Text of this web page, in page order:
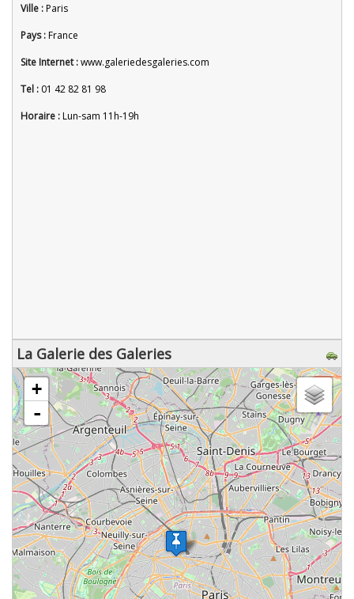
Ville :Paris
Pays :France
Site Internet :www.galeriedesgaleries.com
Tel : 01 42 82 81 98
Horaire :Lun-sam 11h-19h
La Galerie des Galeries
chargement de la carte - veuillez patienter...
+
-